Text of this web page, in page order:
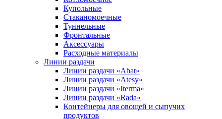
Купольные
Стаканомоечные
Туннельные
Фронтальные
Аксессуары
Расходные материалы
Линии раздачи
Линии раздачи «Abat»
Линии раздачи «Atesy»
Линии раздачи «Iterma»
Линии раздачи «Rada»
Контейнеры для овощей и сыпучих
продуктов